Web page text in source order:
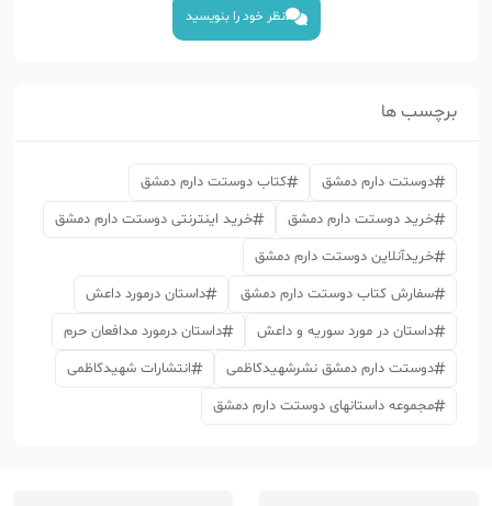
نظر خود را بنویسید
برچسب ها
دوستت دارم دمشق
کتاب دوستت دارم دمشق
خرید دوستت دارم دمشق
خرید اینترنتی دوستت دارم دمشق
خریدآنلاین دوستت دارم دمشق
سفارش کتاب دوستت دارم دمشق
داستان درمورد داعش
داستان در مورد سوریه و داعش
داستان درمورد مدافعان حرم
دوستت دارم دمشق نشرشهیدکاظمی
انتشارات شهیدکاظمی
مجموعه داستانهای دوستت دارم دمشق